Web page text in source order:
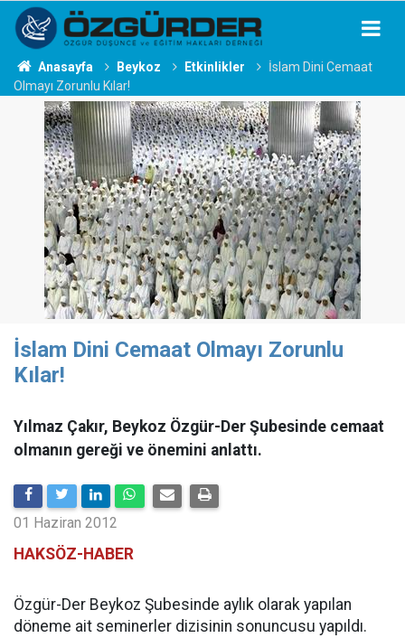
Anasayfa Beykoz Etkinlikler
İslam Dini Cemaat
Olmayı Zorunlu Kılar!
İslam Dini Cemaat Olmayı Zorunlu
Kılar!
Yılmaz Çakır, Beykoz Özgür-Der Şubesinde cemaat
olmanın gereği ve önemini anlattı.
01 Haziran 2012
HAKSÖZ-HABER
Özgür-Der Beykoz Şubesinde aylık olarak yapılan
döneme ait seminerler dizisinin sonuncusu yapıldı.